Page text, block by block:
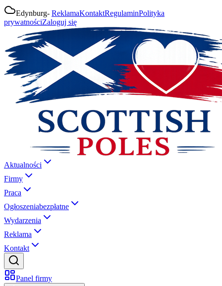
Edynburg- ReklamaKontaktRegulaminPolityka
prywatnościZaloguj się
Aktualności
Firmy
Praca
Ogłoszeniabezpłatne
Wydarzenia
Reklama
Kontakt
Panel firmy